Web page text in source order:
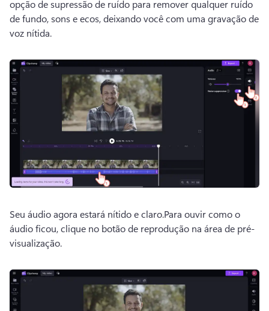
opção de supressão de ruído para remover qualquer ruído
de fundo, sons e ecos, deixando você com uma gravação de
voz nítida.
Seu áudio agora estará nítido e claro.Para ouvir como o
áudio ficou, clique no botão de reprodução na área de pré-
visualização.